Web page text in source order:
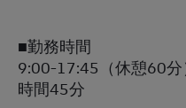
■勤務時間
9:00-17:45（休憩60
時間45分